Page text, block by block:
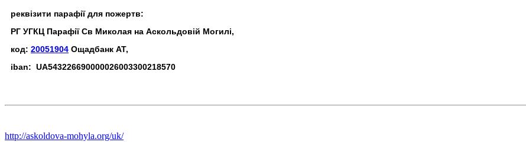
реквізити парафії для пожертв:
РГ УГКЦ Парафії Св Миколая на Аскольдовій Могилі,
код: 20051904 Ощадбанк АТ,
iban: UA543226690000026003300218570
http://askoldova-mohyla.org/uk/